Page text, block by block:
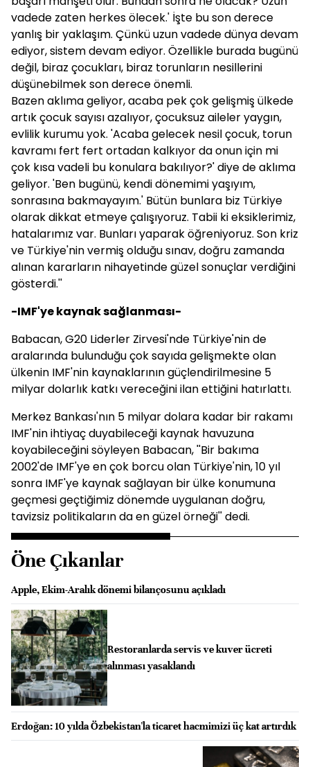
vadede zaten herkes ölecek.' İşte bu son derece
yanlış bir yaklaşım. Çünkü uzun vadede dünya devam
ediyor, sistem devam ediyor. Özellikle burada bugünü
değil, biraz çocukları, biraz torunların nesillerini
düşünebilmek son derece önemli.
Bazen aklıma geliyor, acaba pek çok gelişmiş ülkede
artık çocuk sayısı azalıyor, çocuksuz aileler yaygın,
evlilik kurumu yok. 'Acaba gelecek nesil çocuk, torun
kavramı fert fert ortadan kalkıyor da onun için mi
çok kısa vadeli bu konulara bakılıyor?' diye de aklıma
geliyor. 'Ben bugünü, kendi dönemimi yaşıyım,
sonrasına bakmayayım.' Bütün bunlara biz Türkiye
olarak dikkat etmeye çalışıyoruz. Tabii ki eksiklerimiz,
hatalarımız var. Bunları yaparak öğreniyoruz. Son kriz
ve Türkiye'nin vermiş olduğu sınav, doğru zamanda
alınan kararların nihayetinde güzel sonuçlar verdiğini
gösterdi.''
-IMF'ye kaynak sağlanması-
Babacan, G20 Liderler Zirvesi'nde Türkiye'nin de
aralarında bulunduğu çok sayıda gelişmekte olan
ülkenin IMF'nin kaynaklarının güçlendirilmesine 5
milyar dolarlık katkı vereceğini ilan ettiğini hatırlattı.
Merkez Bankası'nın 5 milyar dolara kadar bir rakamı
IMF'nin ihtiyaç duyabileceği kaynak havuzuna
koyabileceğini söyleyen Babacan, ''Bir bakıma
2002'de IMF'ye en çok borcu olan Türkiye'nin, 10 yıl
sonra IMF'ye kaynak sağlayan bir ülke konumuna
geçmesi geçtiğimiz dönemde uygulanan doğru,
tavizsiz politikaların da en güzel örneği'' dedi.
Öne Çıkanlar
Apple, Ekim-Aralık dönemi bilançosunu açıkladı
Restoranlarda servis ve kuver ücreti
alınması yasaklandı
Erdoğan: 10 yılda Özbekistan'la ticaret hacmimizi üç kat artırdık